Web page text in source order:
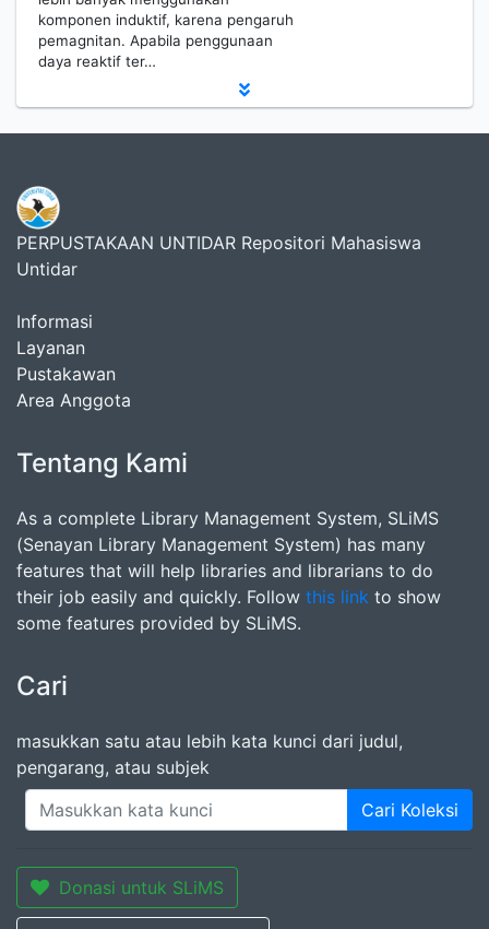
komponen induktif, karena pengaruh
pemagnitan. Apabila penggunaan
daya reaktif ter…
PERPUSTAKAAN UNTIDAR Repositori Mahasiswa
Untidar
Informasi
Layanan
Pustakawan
Area Anggota
Tentang Kami
As a complete Library Management System, SLiMS
(Senayan Library Management System) has many
features that will help libraries and librarians to do
their job easily and quickly. Follow this link to show
some features provided by SLiMS.
Cari
masukkan satu atau lebih kata kunci dari judul,
pengarang, atau subjek
Cari Koleksi
Donasi untuk SLiMS